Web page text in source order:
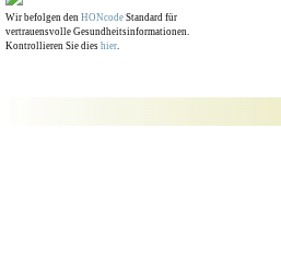
Wir befolgen den HONcode Standard für
vertrauensvolle Gesundheitsinformationen.
Kontrollieren Sie dies hier